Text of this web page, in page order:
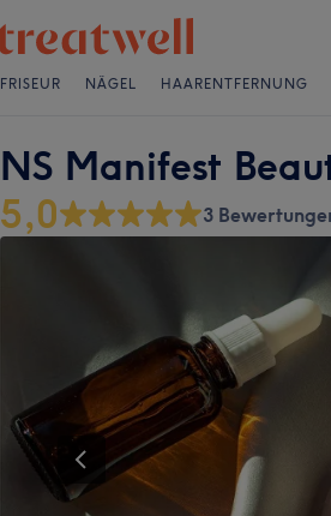
FRISEUR NÄGEL HAARENTFERNUNG
NS Manifest
5,0 3